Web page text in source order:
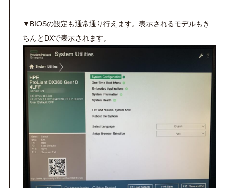
▼BIOSの設定も通常通り行えます。表示されるモデルもき
ちんとDXで表示されます。